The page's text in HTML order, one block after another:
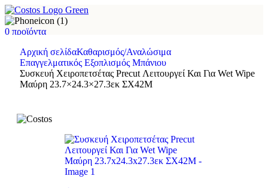
0 προϊόντα
Δωρεάν παραλαβή από το κατάστημα Θεσσαλονίκης σε 20'
Αρχική σελίδαΚαθαρισμός/Αναλώσιμα
Επαγγελματικός Εξοπλισμός Μπάνιου
Συσκευή Χειροπετσέτας Precut Λειτουργεί Και Για Wet Wipe
Μαύρη 23.7×24.3×27.3εκ ΣΧ42Μ